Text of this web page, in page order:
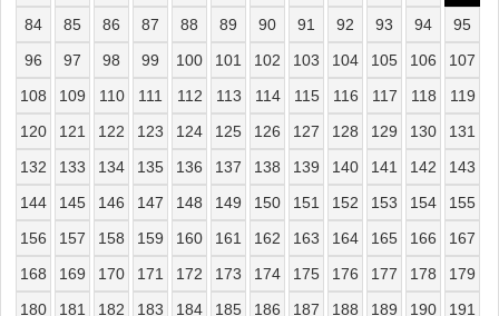
84
85 86 87 88 89 90 91 92 93 94
95
96
97 98 99 100 101 102 103 104 105 106
107
108
109 110 111 112 113 114 115 116 117 118
119
120
121 122 123 124 125 126 127 128 129 130
131
132
133 134 135 136 137 138 139 140 141 142
143
144
145 146 147 148 149 150 151 152 153 154
155
156
157 158 159 160 161 162 163 164 165 166
167
168
169 170 171 172 173 174 175 176 177 178
179
180
181 182 183 184 185 186 187 188 189 190
191